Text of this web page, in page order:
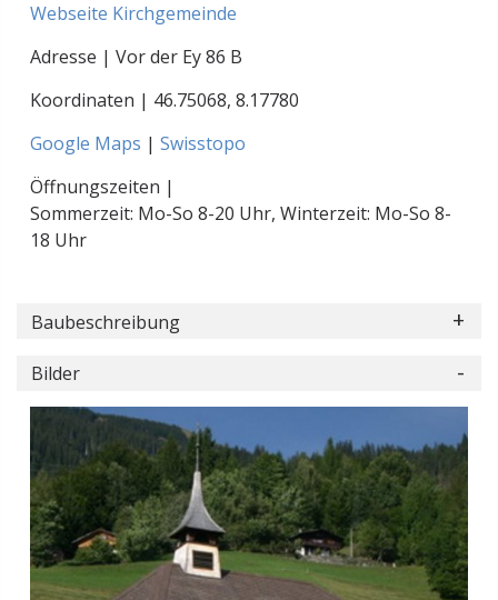
Webseite Kirchgemeinde
Adresse | Vor der Ey 86 B
Koordinaten | 46.75068, 8.17780
Google Maps | Swisstopo
Öffnungszeiten |
Sommerzeit: Mo-So 8-20 Uhr, Winterzeit: Mo-So 8-
18 Uhr
Baubeschreibung
Bilder